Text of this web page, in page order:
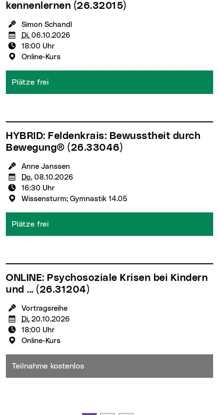
kennenlernen (26.32015)
KursleiterIn:
Simon Schandl
Termin:
Di. 06.10.2026
Uhrzeit:
18:00 Uhr
Veranstaltungsort:
Online-Kurs
Plätze frei
HYBRID: Feldenkrais: Bewusstheit durch
Bewegung® (26.33046)
KursleiterIn:
Anne Janssen
Termin:
Do. 08.10.2026
Uhrzeit:
16:30 Uhr
Veranstaltungsort:
Wissensturm; Gymnastik 14.05
Plätze frei
ONLINE: Psychosoziale Krisen bei Kindern
und ... (26.31204)
KursleiterIn:
Vortragsreihe
Termin:
Di. 20.10.2026
Uhrzeit:
18:00 Uhr
Veranstaltungsort:
Online-Kurs
Teilnahme kostenlos